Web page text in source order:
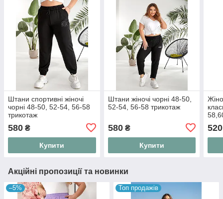
Штани спортивні жіночі
чорні 48-50, 52-54, 56-58
трикотаж
580 ₴
Купити
Штани жіночі чорні 48-50,
52-54, 56-58 трикотаж
580₴
Купити
520
Акційні пропозиції та новинки
–5% Топ продажів